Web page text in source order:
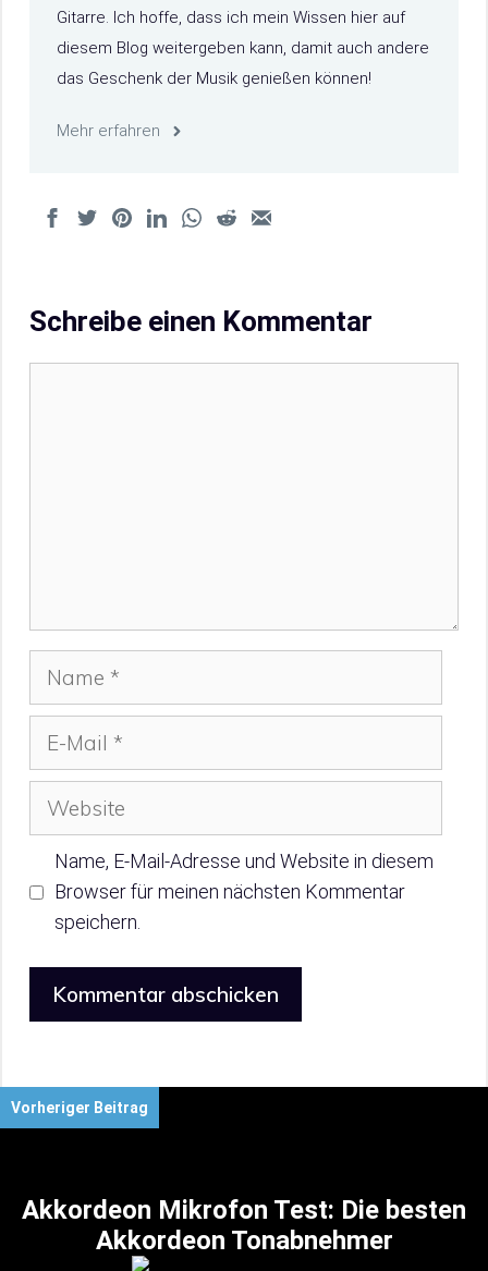
Gitarre. Ich hoffe, dass ich mein Wissen hier auf
diesem Blog weitergeben kann, damit auch andere
das Geschenk der Musik genießen können!
Mehr erfahren
Schreibe einen Kommentar
Name, E-Mail-Adresse und Website in diesem
Browser für meinen nächsten Kommentar
speichern.
Vorheriger Beitrag
Akkordeon Mikrofon Test: Die besten
Akkordeon Tonabnehmer